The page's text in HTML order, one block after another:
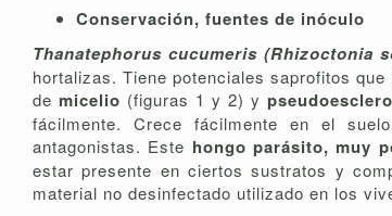
Conservación, fuentes de inóculo
Thanatephorus cucumeris (Rhizoctonia
hortalizas. Tiene potenciales saprofitos
de micelio (figuras 1 y 2) y
fácilmente. Crece fácilmente en el
antagonistas. Este hongo parásito, muy
estar presente en ciertos sustratos y
material no desinfectado utilizado en los